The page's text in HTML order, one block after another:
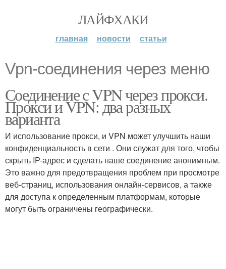
ЛАЙФХАКИ
главная новости статьи
Vpn-соединения через меню
Соединение с VPN через прокси.
Прокси и VPN: два разных
варианта
И использование прокси, и VPN может улучшить наши
конфиденциальность в сети . Они служат для того, чтобы
скрыть IP-адрес и сделать наше соединение анонимным.
Это важно для предотвращения проблем при просмотре
веб-страниц, использования онлайн-сервисов, а также
для доступа к определенным платформам, которые
могут быть ограничены географически.